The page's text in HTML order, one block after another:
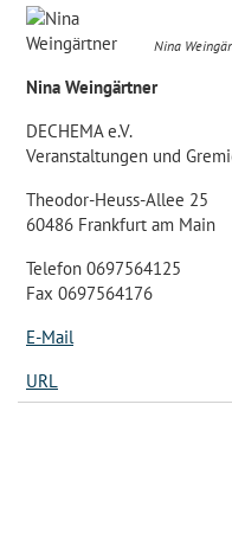
Nina
Nina Weingärtner
DECHEMA e.V.
Veranstaltungen und
Theodor-Heuss-Allee 25
60486 Frankfurt am Main
Telefon 0697564125
Fax 0697564176
E-Mail
URL